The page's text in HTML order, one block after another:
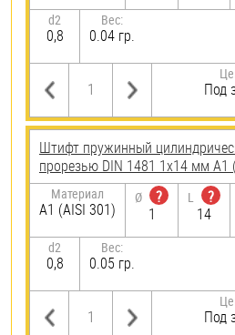
d2
0,8
Вес:
0.04 гр.
Под
Штифт пружинный
прорезью DIN 1481 1х14 мм А1
Материал
А1 (AISI 301)
Ø
?
1
L
?
14
d2
0,8
Вес:
0.05 гр.
Под